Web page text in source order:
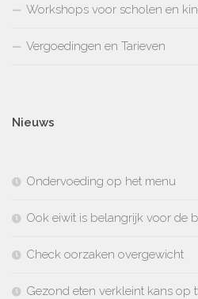
Workshops voor scholen en
Vergoedingen en Tarieven
Nieuws
Ondervoeding op het menu
Ook eiwit is belangrijk voor de
Check oorzaken overgewicht
Gezond eten verkleint kans op